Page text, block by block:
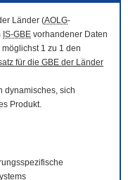
Länder (AOLG-
IS-GBE vorhandener Daten
1 zu 1 den
für die GBE der Länder
dynamisches, sich
Produkt.